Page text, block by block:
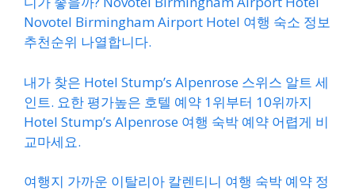
Novotel Birmingham Airport Hotel 여행 숙소 정보
추천순위 나열합니다.
내가 찾은 Hotel Stump’s Alpenrose 스위스 알트 세
인트. 요한 평가높은 호텔 예약 1위부터 10위까지
Hotel Stump’s Alpenrose 여행 숙박 예약 어렵게 비
교마세요.
여행지 가까운 이탈리아 칼렌티니 여행 숙박 예약 정